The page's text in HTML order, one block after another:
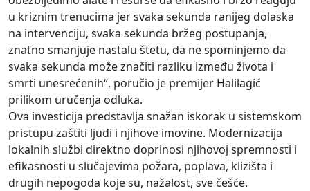
u kriznim trenucima jer svaka sekunda ranijeg dolaska
na intervenciju, svaka sekunda bržeg postupanja,
znatno smanjuje nastalu štetu, da ne spominjemo da
svaka sekunda može značiti razliku između života i
smrti unesrećenih“, poručio je premijer Halilagić
prilikom uručenja odluka.
Ova investicija predstavlja snažan iskorak u sistemskom
pristupu zaštiti ljudi i njihove imovine. Modernizacija
lokalnih službi direktno doprinosi njihovoj spremnosti i
efikasnosti u slučajevima požara, poplava, klizišta i
drugih nepogoda koje su, nažalost, sve češće.